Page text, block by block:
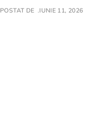
POSTAT DE IUNIE 11, 2026